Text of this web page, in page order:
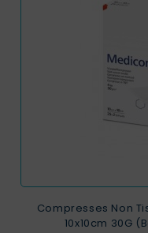
Compresses Non
10x10cm 30G